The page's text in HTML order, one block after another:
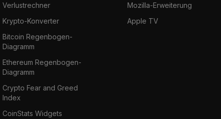
Verlustrechner
Krypto-Konverter
Bitcoin Regenbogen-
Diagramm
Ethereum Regenbogen-
Diagramm
Crypto Fear and Greed
Index
CoinStats Widgets
Mozilla-Erweiterung
Apple TV